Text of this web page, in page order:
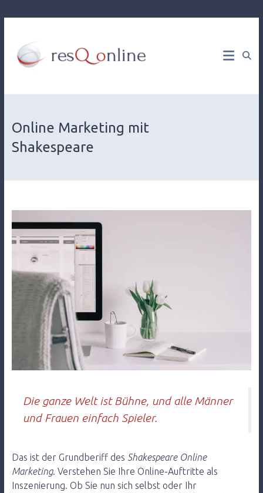
resQ
Development
& Online
Online Marketing mit
Shakespeare
Die ganze Welt ist Bühne, und alle Männer
und Frauen einfach Spieler.
Das ist der Grundberiff des Shakespeare Online
Marketing. Verstehen Sie Ihre Online-Auftritte als
Inszenierung. Ob Sie nun sich selbst oder Ihr